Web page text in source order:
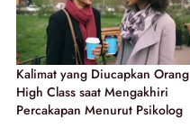
Kalimat yang Diucapkan Orang
High Class saat Mengakhiri
Percakapan Menurut Psikolog